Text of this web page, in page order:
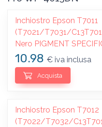
Inchiostro Epson T7011
(T7021/T7031/
Nero PIGMENT
10.98 € iva inclusa
Acquista
Inchiostro Epson T7012
(T7022/T7032/